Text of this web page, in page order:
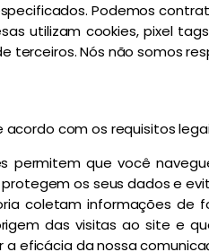
Podemos
utilizam cookies, pixel
terceiros. Nós não somos
com os requisitos
permitem que você
os seus dados e
coletam informações de
das visitas ao site e
eficácia da nossa